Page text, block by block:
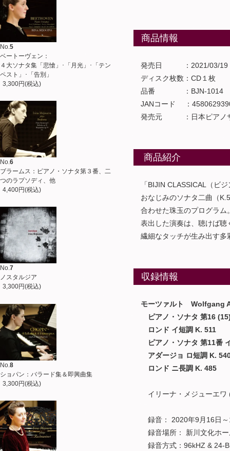
No. 5
ベートーヴェン：
４大ソナタ集「悲愴」･「月光」･「テン
ペスト」･「告別」
3,300円(税込)
No.6
ブラームス：ピアノ・ソナタ第３番、二
つのラプソディ、他
4,400円(税込)
No.7
ノスタルジア
3,300円(税込)
No. 8
ショパン：バラード集＆即興曲集
3,300円(税込)
商品情報
発売日 ：2021/03/19
ディスク枚数：CD１枚
品番 ：BJN-1014
JANコード ：
発売元 ：日本ピアノサ
商品紹介
「BIJIN CLASSICAL（ビジ
おなじみのソナタ二曲（
合わせた珠玉のプログラム
表出した演奏は、聴けば聴
繊細なタッチが生み出す多
収録情報
モーツァルト Wolfgang
ピアノ・ソナタ 第16 (15)
ロンド イ短調 K. 511
ピアノ・ソナタ 第11番 イ
アダージョ ロ短調 K.
ロンド ニ長調 K. 485
イリーナ・メジューエワ
録音： 2020年9月16日～
録音場所： 新川文化ホー
録音方式：96kHZ & 24-